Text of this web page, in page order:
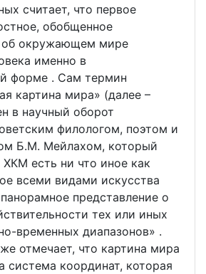
считает, что первое
обобщенное
об окружающем мире
именно в
форме . Сам термин
картина мира» (далее –
в научный оборот
филологом, поэтом и
Б.М. Мейлахом, который
есть ни что иное как
всеми видами искусства
представление о
тех или иных
временных диапазонов» .
отмечает, что картина мира
система координат, которая